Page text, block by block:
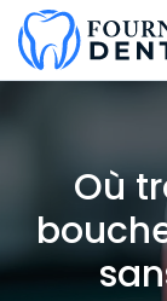
Où